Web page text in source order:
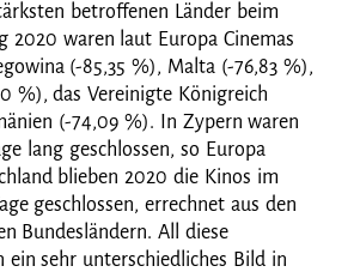
betroffenen Länder beim
2020 waren laut Europa Cinemas
(-85,35 %), Malta (-76,83 %),
%), das Vereinigte Königreich
(-74,09 %). In Zypern waren
lang geschlossen, so Europa
blieben 2020 die Kinos im
geschlossen, errechnet aus den
Bundesländern. All diese
ein sehr unterschiedliches Bild in